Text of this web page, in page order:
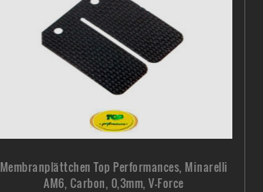
Membranplättchen Top Performances, Minarelli
AM6, Carbon, 0,3mm, V-Force